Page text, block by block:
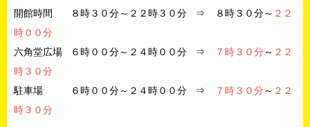
開館時間 ８時３０分～２２時３０分 ⇒ ８時３０分～ ２２
時００分
六角堂広場 ６時００分～２４時００分 ⇒
７時３０分～ ２２
時３０分
駐車場 ６時００分～２４時００分 ⇒
７時３０分～ ２２
時３０分